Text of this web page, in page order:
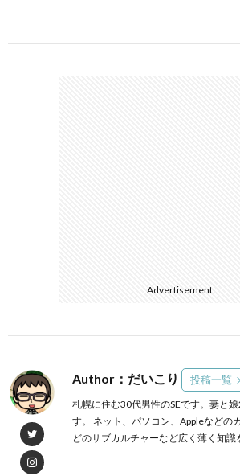
Advertisement
Author：だいこり 投稿一覧
札幌に住む30代男性のSEです。妻と
す。 ネット、パソコン、Appleなどの
どのサブカルチャーなど広く薄く知識